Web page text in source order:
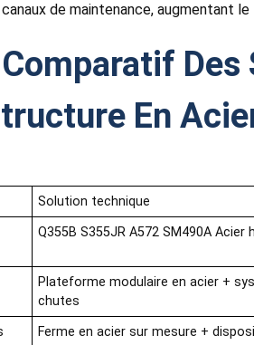
de maintenance, augmentant
Des
En
Solution technique
Q355B S355JR A572 SM490A
Plateforme modulaire en acier +
chutes
Ferme en acier sur mesure +